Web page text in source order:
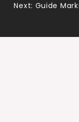
Next: Guide